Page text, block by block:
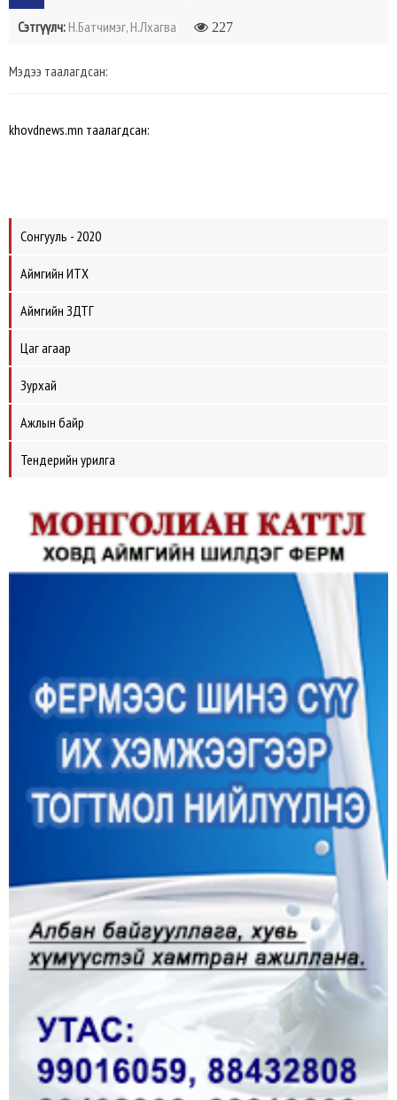
Сэтгүүлч: Н.Батчимэг, Н.Лхагва 227
Мэдээ таалагдсан:
khovdnews.mn таалагдсан:
Сонгууль - 2020
Аймгийн ИТХ
Аймгийн ЗДТГ
Цаг агаар
Зурхай
Ажлын байр
Тендерийн урилга